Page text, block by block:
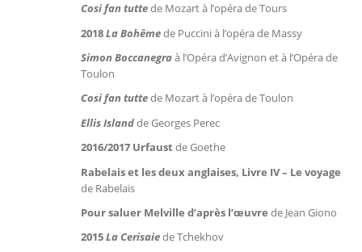
Cosi fan tuttede Mozart à l’opéra de Tours
2018La Bohêmede Puccini à l’opéra de Massy
Simon Boccanegraà l’Opéra d’Avignon et à l’Opéra de
Toulon
Cosi fan tuttede Mozart à l’opéra de Toulon
Ellis Islandde Georges Perec
2016/2017 Urfaust de Goethe
Rabelais et les deux anglaises, Livre IV – Le voyage
de Rabelais
Pour saluer Melville d’après l’œuvre de Jean Giono
2015La Cerisaiede Tchekhov